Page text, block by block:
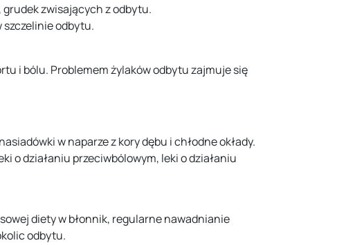
grudek zwisających z odbytu.
szczelinie odbytu.
i bólu. Problemem żylaków odbytu zajmuje się
w naparze z kory dębu i chłodne okłady.
o działaniu przeciwbólowym, leki o działaniu
diety w błonnik, regularne nawadnianie
odbytu.